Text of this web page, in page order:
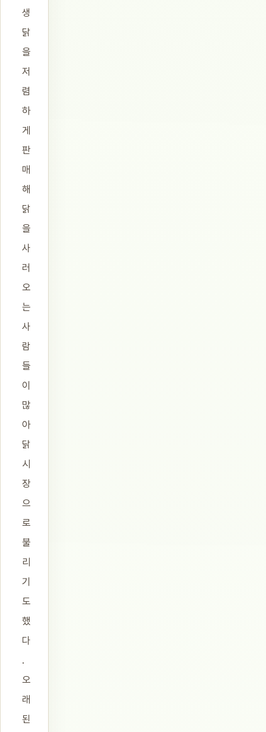
생
닭
을
저
렴
하
게
판
매
해
닭
을
사
러
오
는
사
람
들
이
많
아
닭
시
장
으
로
불
리
기
도
했
다
.
오
래
된